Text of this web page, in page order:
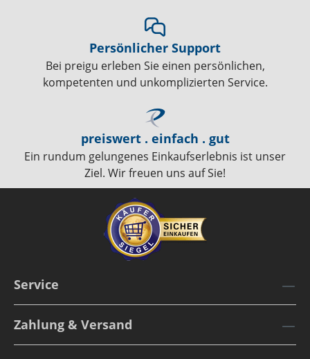
Persönlicher Support
Bei preigu erleben Sie einen persönlichen,
kompetenten und unkomplizierten Service.
preiswert . einfach . gut
Ein rundum gelungenes Einkaufserlebnis ist unser
Ziel. Wir freuen uns auf Sie!
Service
Zahlung & Versand